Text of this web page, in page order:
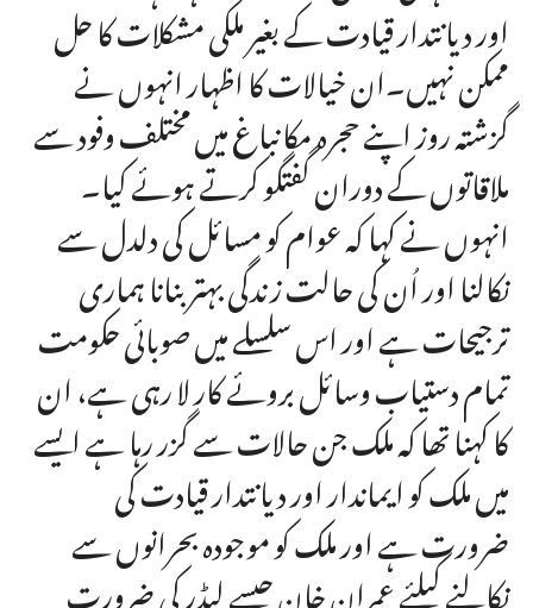
اور دیانتدار قیادت کے بغیر ملکی مشکلات کا حل
ممکن نہیں۔ان خیالات کا اظہار انہوں نے
گزشتہ روز اپنے حجرہ مکانباغ میں مختلف وفود سے
ملاقاتوں کے دوران گفتگو کرتے ہوئے کیا۔
انہوں نے کہا کہ عوام کو مسائل کی دلدل سے
نکالنا اور اُن کی حالت زندگی بہتر بنانا ہماری
ترجیحات ہے اور اس سلسلے میں صوبائی حکومت
تمام دستیاب وسائل بروئے کار لا رہی ہے، ان
کا کہنا تھا کہ ملک جن حالات سے گزر رہا ہے ایسے
میں ملک کو ایماندار اور دیانتدار قیادت کی
ضرورت ہے اور ملک کو موجودہ بحرانوں سے
نکالنے کیلئے عمران خان جیسے لیڈر کی ضرورت